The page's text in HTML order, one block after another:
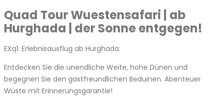
Quad Tour Wuestensafari | ab
Hurghada | der Sonne entgegen!
EXq1: Erlebnisausflug ab Hurghada:
Entdecken Sie die unendliche Weite, hohe Dünen und
begegnen Sie den gastfreundlichen Beduinen. Abenteuer
Wüste mit Erinnerungsgarantie!